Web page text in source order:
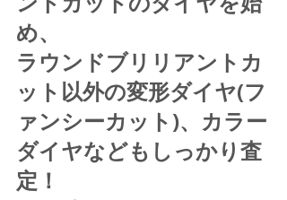
め、
ラウンドブリリアントカ
ット以外の変形ダイヤ(フ
ァンシーカット)、カラー
ダイヤなどもしっかり査
定！